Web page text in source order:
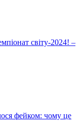
світу-2024! –
фейком: чому це